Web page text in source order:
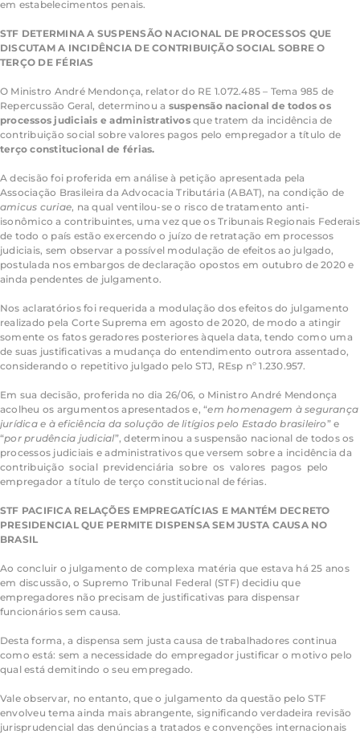
em estabelecimentos penais.
STF DETERMINA A SUSPENSÃO NACIONAL DE PROCESSOS QUE
DISCUTAM A INCIDÊNCIA DE CONTRIBUIÇÃO SOCIAL SOBRE O
TERÇO DE FÉRIAS
O Ministro André Mendonça, relator do RE 1.072.485 – Tema 985 de
Repercussão Geral, determinou a suspensão nacional de todos os
processos judiciais e administrativosque tratem da incidência de
contribuição social sobre valores pagos pelo empregador a título de
terço constitucional de férias.
A decisão foi proferida em análise à petição apresentada pela
Associação Brasileira da Advocacia Tributária (ABAT), na condição de
amicus curiae, na qual ventilou-se o risco de tratamento anti-
isonômico a contribuintes, uma vez que os Tribunais Regionais Federais
de todo o país estão exercendo o juízo de retratação em processos
judiciais, sem observar a possível modulação de efeitos ao julgado,
postulada nos embargos de declaração opostos em outubro de 2020 e
ainda pendentes de julgamento.
Nos aclaratórios foi requerida a modulação dos efeitos do julgamento
realizado pela Corte Suprema em agosto de 2020, de modo a atingir
somente os fatos geradores posteriores àquela data, tendo como uma
de suas justificativas a mudança do entendimento outrora assentado,
considerando o repetitivo julgado pelo STJ, REsp nº 1.230.957.
Em sua decisão, proferida no dia 26/06, o Ministro André Mendonça
acolheu os argumentos apresentados e, “em homenagem à segurança
jurídica e à eficiência da solução de litígios pelo Estado brasileiro” e
“porprudência judicial”, determinou a suspensão nacional de todos os
processos judiciais e administrativos que versem sobre a incidência da
contribuição social previdenciária sobre os valores pagos pelo
empregador a título de terço constitucional de férias.
STF PACIFICA RELAÇÕES EMPREGATÍCIAS E MANTÉM DECRETO
PRESIDENCIAL QUE PERMITE DISPENSA SEM JUSTA CAUSA NO
BRASIL
Ao concluir o julgamento de complexa matéria que estava há 25 anos
em discussão, o Supremo Tribunal Federal (STF) decidiu que
empregadores não precisam de justificativas para dispensar
funcionários sem causa.
Desta forma, a dispensa sem justa causa de trabalhadores continua
como está: sem a necessidade do empregador justificar o motivo pelo
qual está demitindo o seu empregado.
Vale observar, no entanto, que o julgamento da questão pelo STF
envolveu tema ainda mais abrangente, significando verdadeira revisão
jurisprudencial das denúncias a tratados e convenções internacionais